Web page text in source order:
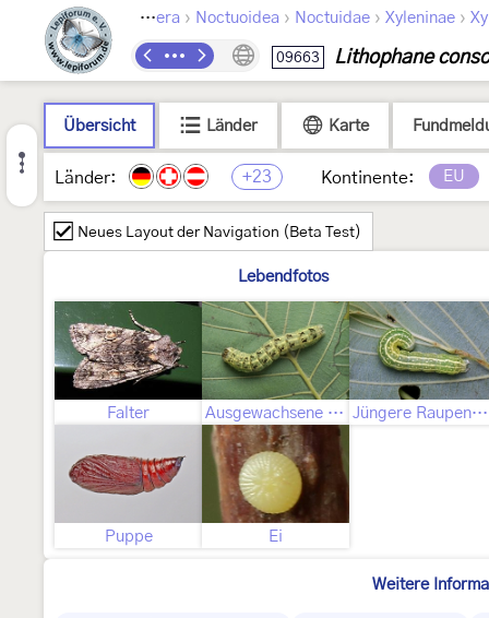
Lepidoptera › Noctuoidea › Noctuidae › Xyleninae ›
09663 Lithophane
Übersicht Länder Karte
Länder: +23 Kontinente: EU
Neues Layout der Navigation (Beta Test)
Lebendfotos
Falter Ausgewachsene Raupe Jüngere Raupenstadien
Puppe Ei
Weitere